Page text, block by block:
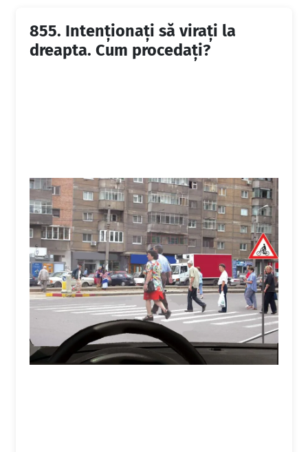
855. Intenţionaţi să viraţi la
dreapta. Cum procedaţi?